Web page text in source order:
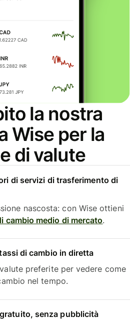
la nostra
Wise per la
di valute
di servizi di trasferimento di
nascosta: con Wise ottieni
cambio medio di mercato.
di cambio in diretta
preferite per vedere come
nel tempo.
senza pubblicità